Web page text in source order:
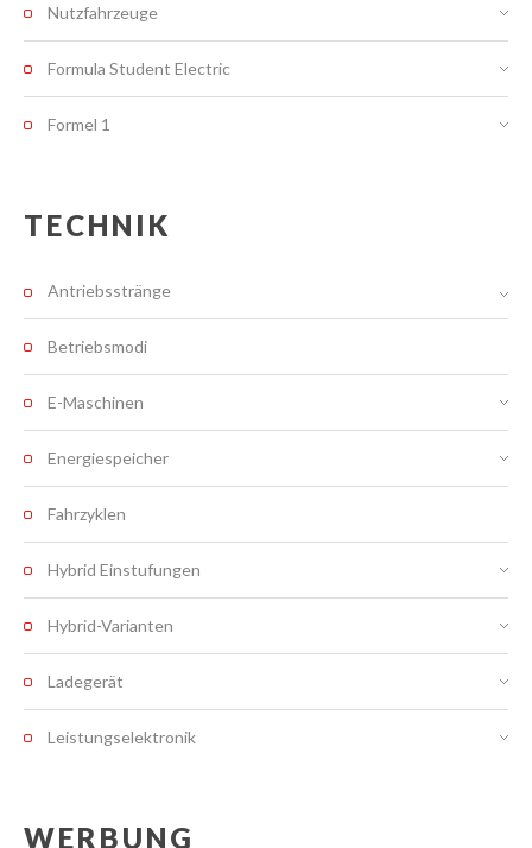
Nutzfahrzeuge
Formula Student Electric
Formel 1
TECHNIK
Antriebsstränge
Betriebsmodi
E-Maschinen
Energiespeicher
Fahrzyklen
Hybrid Einstufungen
Hybrid-Varianten
Ladegerät
Leistungselektronik
WERBUNG